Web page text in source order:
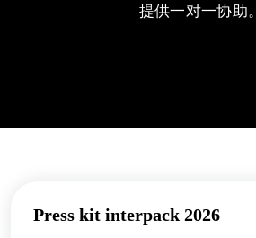
提供一对一协助。
Press kit interpack 2026